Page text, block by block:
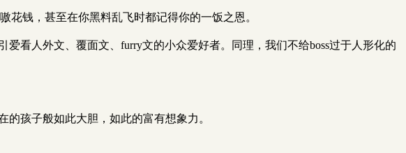
花钱，甚至在你黑料乱飞时都记得你的一饭之恩。
看人外文、覆面文、furry文的小众爱好者。同理，我们不给boss过于人形化的
孩子般如此大胆，如此的富有想象力。